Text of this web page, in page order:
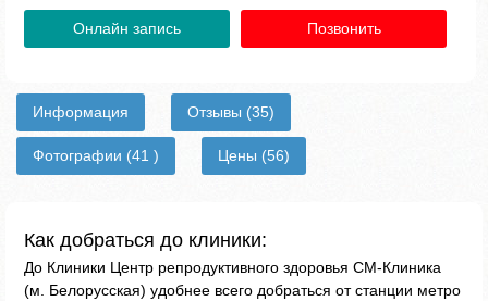
Онлайн запись Позвонить
Информация Отзывы (35)
Фотографии (41 ) Цены (56)
Как добраться до клиники:
До Клиники Центр репродуктивного здоровья СМ-Клиника
(м. Белорусская) удобнее всего добраться от станции метро